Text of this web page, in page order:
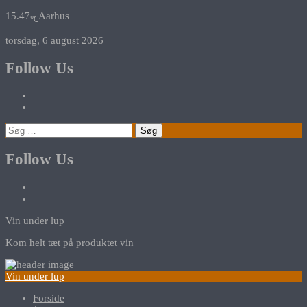
15.47℃Aarhus
torsdag, 6 august 2026
Follow Us
Søg
efter:
Follow Us
Vin under lup
Kom helt tæt på produktet vin
Vin under lup
Forside